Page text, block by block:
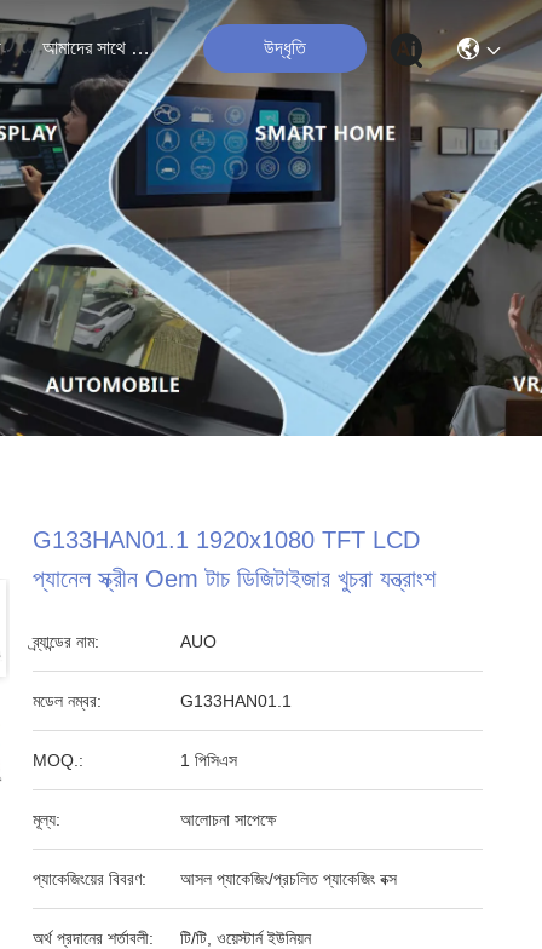
আমাদের সাথে যোগাযোগ উদ্ধৃতি
G133HAN01.1 1920x1080 TFT LCD
প্যানেল স্ক্রীন Oem টাচ ডিজিটাইজার খুচরা যন্ত্রাংশ
ব্র্যান্ডের নাম: AUO
মডেল নম্বর: G133HAN01.1
MOQ.: 1 পিসিএস
মূল্য: আলোচনা সাপেক্ষে
প্যাকেজিংয়ের বিবরণ: আসল প্যাকেজিং/প্রচলিত প্যাকেজিং বক্স
অর্থ প্রদানের শর্তাবলী: টি/টি, ওয়েস্টার্ন ইউনিয়ন